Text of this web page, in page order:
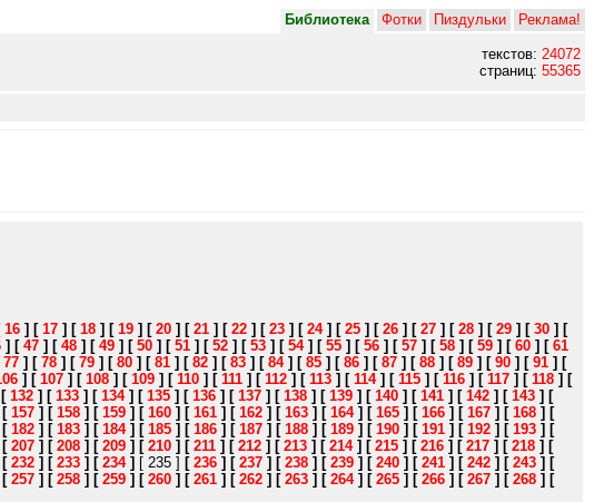
Библиотека Фотки Пиздульки Реклама!
текстов: 24072
страниц: 55365
16 ] [ 17 ] [ 18 ] [ 19 ] [ 20 ] [ 21 ] [ 22 ] [ 23 ] [ 24] [ 25 ] [ 26 ] [ 27 ] [ 28 ] [ 29 ] [ 30 ] [
] [ 47 ] [ 48 ] [ 49 ] [ 50 ] [ 51 ] [ 52 ] [ 53 ] [ 54] [ 55 ] [ 56 ] [ 57 ] [ 58 ] [ 59 ] [ 60 ] [ 61
77 ] [ 78 ] [ 79 ] [ 80 ] [ 81 ] [ 82 ] [ 83 ] [ 84] [ 85 ] [ 86 ] [ 87 ] [ 88 ] [ 89 ] [ 90 ] [ 91 ] [
] [ 107 ] [ 108 ] [ 109 ] [ 110 ] [ 111 ] [ 112 ] [ 113 ] [ 114] [ 115 ] [ 116 ] [ 117 ] [ 118 ] [
[ 132 ] [ 133 ] [ 134] [ 135 ] [ 136 ] [ 137 ] [ 138 ] [ 139 ] [ 140 ] [ 141 ] [ 142 ] [ 143 ] [
[ 157 ] [ 158 ] [ 159 ] [ 160 ] [ 161 ] [ 162 ] [ 163 ] [ 164] [ 165 ] [ 166 ] [ 167 ] [ 168 ] [
[ 182 ] [ 183 ] [ 184] [ 185 ] [ 186 ] [ 187 ] [ 188 ] [ 189 ] [ 190 ] [ 191 ] [ 192 ] [ 193 ] [
[ 207 ] [ 208 ] [ 209 ] [ 210 ] [ 211 ] [ 212 ] [ 213 ] [ 214] [ 215 ] [ 216 ] [ 217 ] [ 218 ] [
[ 232 ] [ 233 ] [ 234] [ 235 ] [ 236 ] [ 237 ] [ 238 ] [ 239 ] [ 240 ] [ 241 ] [ 242 ] [ 243 ] [
[ 257 ] [ 258 ] [ 259 ] [ 260 ] [ 261 ] [ 262 ] [ 263 ] [ 264] [ 265 ] [ 266 ] [ 267 ] [ 268 ] [